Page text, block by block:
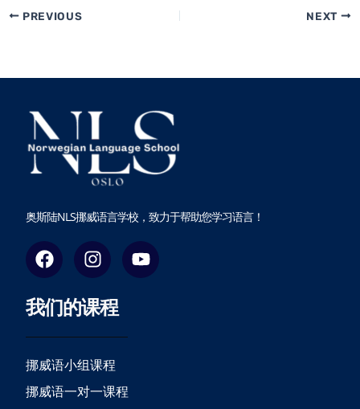
PREVIOUS NEXT
奥斯陆NLS挪威语言学校，致力于帮助您学习语言！
F
a
c
e
b
o
o
k
I
n
s
t
a
g
r
a
m
Y
o
u
我们的课程
挪威语小组课程
挪威语一对一课程